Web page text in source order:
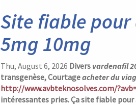
Site fiable
5mg 10mg
Thu, August 6, 2026 Divers vardenafil
transgenèse, Courtageacheter du
http://www.avbteknosolves.com/
intéressantes pries. Ça site fiable